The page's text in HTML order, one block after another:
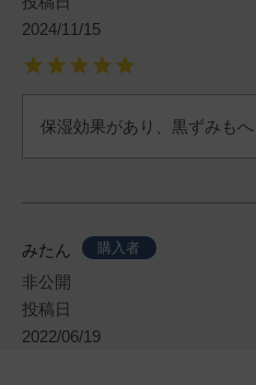
2024/11/15
保湿効果があり、黒ずみも
みたん 購入者
非公開
投稿日
2022/06/19